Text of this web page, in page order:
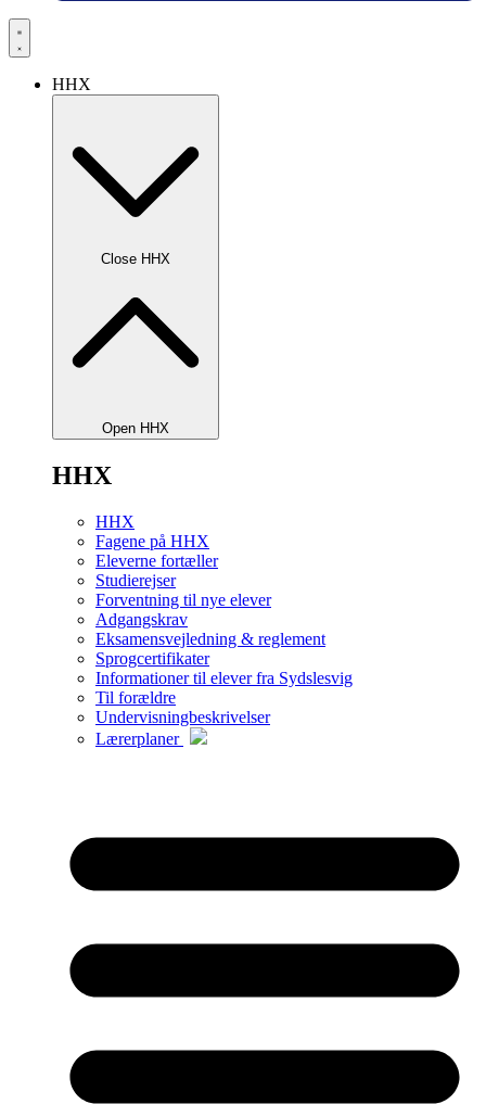
HHX
Close HHX
Open HHX
HHX
HHX
Fagene på HHX
Eleverne fortæller
Studierejser
Forventning til nye elever
Adgangskrav
Eksamensvejledning & reglement
Sprogcertifikater
Informationer til elever fra Sydslesvig
Til forældre
Undervisningbeskrivelser
Lærerplaner